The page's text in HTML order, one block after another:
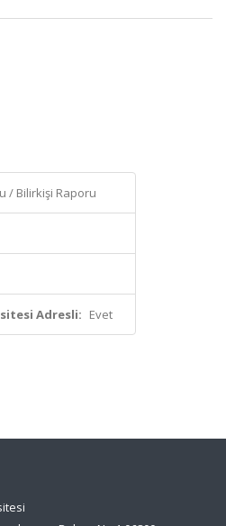
/ Bilirkişi Raporu
Adresli: Evet